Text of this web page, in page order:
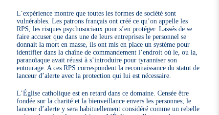
L’expérience montre que toutes les formes de société sont
vulnérables. Les patrons français ont créé ce qu’on appelle les
RPS, les risques psychosociaux pour s’en protéger. Lassés de se
faire accuser que dans une de leurs entreprises le personnel se
donnait la mort en masse, ils ont mis en place un système pour
identifier dans la chaîne de commandement l’endroit où le, ou la,
paranoïaque avait réussi à s’introduire pour tyranniser son
entourage. A ces RPS correspondent la reconnaissance du statut de
lanceur d’alerte avec la protection qui lui est nécessaire.
L’Église catholique est en retard dans ce domaine. Censée être
fondée sur la charité et la bienveillance envers les personnes, le
lanceur d’alerte y sera habituellement considéré comme un rebelle